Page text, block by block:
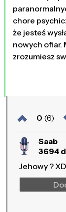
chore
że jesteś
nowych ofiar.
zrozumiesz
0 (6)
Saab
3694
Jehowy ?